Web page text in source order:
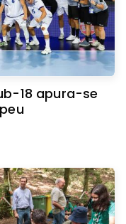
18 apura-se